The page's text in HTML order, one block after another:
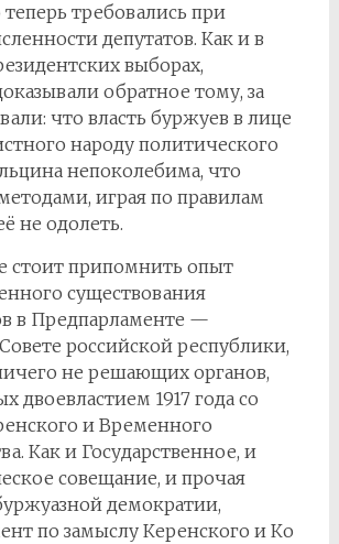
теперь требовались при
депутатов. Как и в
выборах,
обратное тому, за
что власть буржуев в лице
народу политического
непоколебима, что
играя по правилам
не одолеть.
стоит припомнить опыт
существования
в Предпарламенте —
российской республики,
не решающих органов,
двоевластием 1917 года со
и Временного
Как и Государственное, и
совещание, и прочая
демократии,
по замыслу Керенского и Ко